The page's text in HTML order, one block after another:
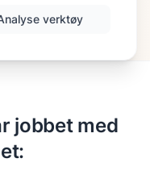
verktøy
jobbet med